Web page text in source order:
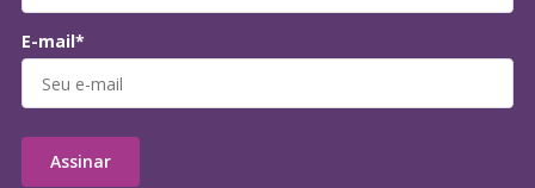
E-mail*
Assinar